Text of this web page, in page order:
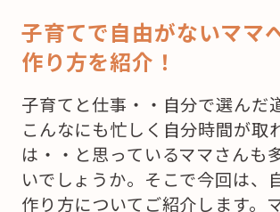
子育てで自由がないママ
作り方を紹介！
子育てと仕事・・自分で選んだ
こんなにも忙しく自分時間が取
は・・と思っているママさんも
いでしょうか。そこで今回は、
作り方についてご紹介します。